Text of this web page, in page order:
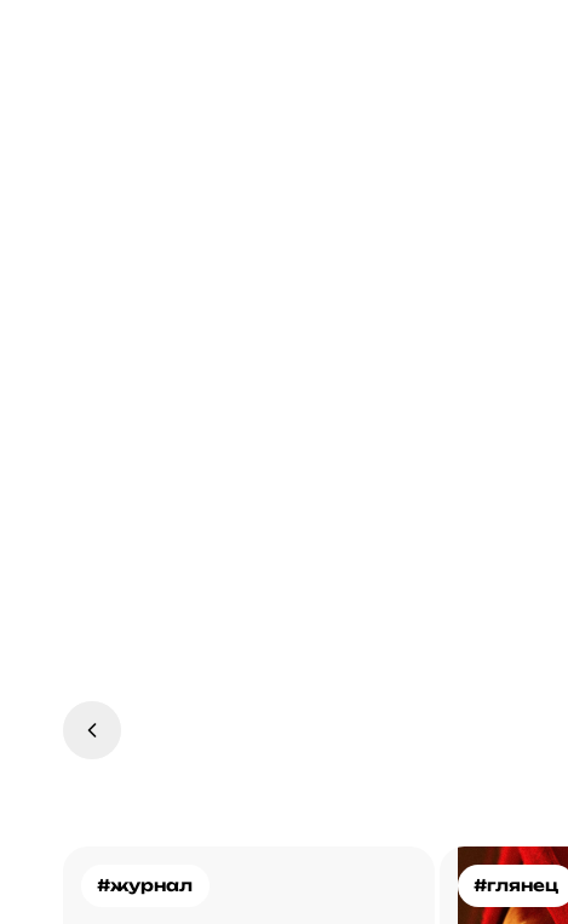
#журнал #глянец